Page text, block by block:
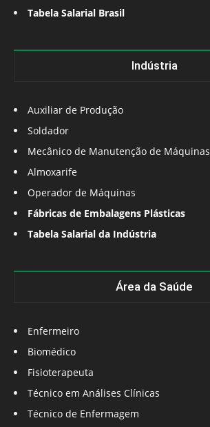
Tabela Salarial Brasil
Indústria
Auxiliar de Produção
Soldador
Mecânico de Manutenção de Máquinas
Almoxarife
Operador de Máquinas
Fábricas de Embalagens Plásticas
Tabela Salarial da Indústria
Área da Saúde
Enfermeiro
Biomédico
Fisioterapeuta
Técnico em Análises Clínicas
Técnico de Enfermagem